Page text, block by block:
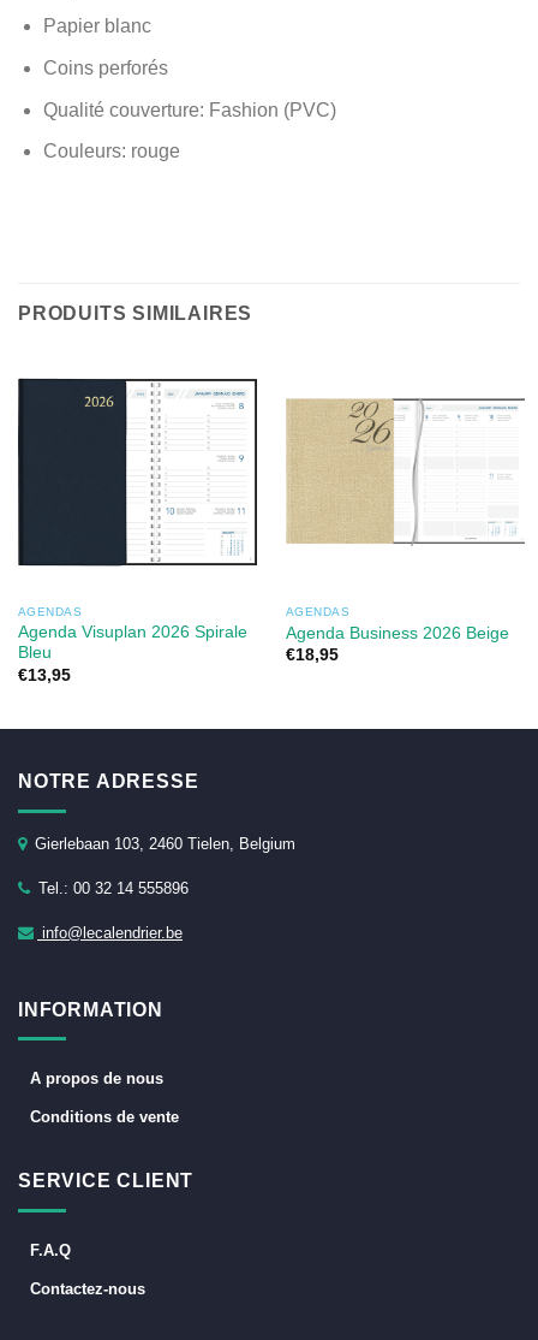
Papier blanc
Coins perforés
Qualité couverture: Fashion (PVC)
Couleurs: rouge
PRODUITS SIMILAIRES
AGENDAS
Agenda Visuplan 2026 Spirale
Bleu
€13,95
AGENDAS
Agenda Business 2026 Beige
€18,95
NOTRE ADRESSE
Gierlebaan 103, 2460 Tielen, Belgium
Tel.: 00 32 14 555896
info@lecalendrier.be
INFORMATION
A propos de nous
Conditions de vente
SERVICE CLIENT
F.A.Q
Contactez-nous